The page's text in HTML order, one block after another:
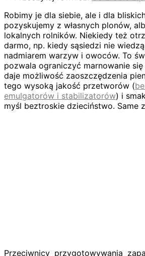
Robimy je dla siebie, ale i dla
pozyskujemy z własnych plonów,
lokalnych rolników. Niekiedy też
darmo, np. kiedy sąsiedzi nie
nadmiarem warzyw i owoców. To
pozwala ograniczyć marnowanie
daje możliwość zaoszczędzenia
tego wysoką jakość przetworów (
emulgatorów i stabilizatorów) i
myśl beztroskie dzieciństwo. Same
Przeciwnicy przygotowywania